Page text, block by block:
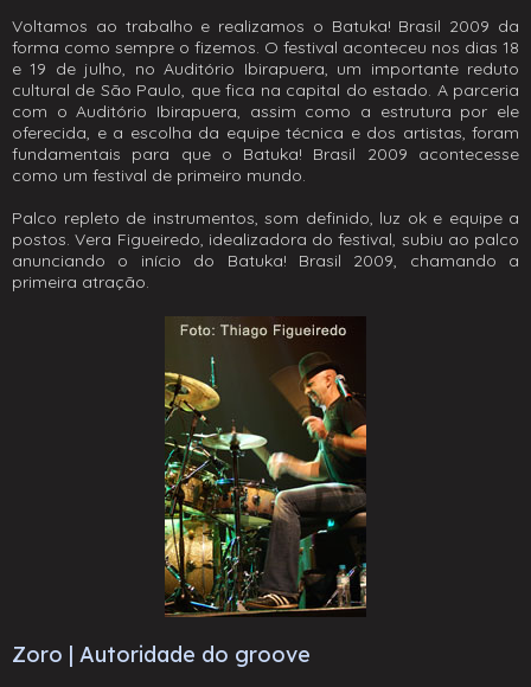
Voltamos ao trabalho e realizamos o Batuka! Brasil 2009 da
forma como sempre o fizemos. O festival aconteceu nos dias 18
e 19 de julho, no Auditório Ibirapuera, um importante reduto
cultural de São Paulo, que fica na capital do estado. A parceria
com o Auditório Ibirapuera, assim como a estrutura por ele
oferecida, e a escolha da equipe técnica e dos artistas, foram
fundamentais para que o Batuka! Brasil 2009 acontecesse
como um festival de primeiro mundo.
Palco repleto de instrumentos, som definido, luz ok e equipe a
postos. Vera Figueiredo, idealizadora do festival, subiu ao palco
anunciando o início do Batuka! Brasil 2009, chamando a
primeira atração.
Zoro | Autoridade do groove